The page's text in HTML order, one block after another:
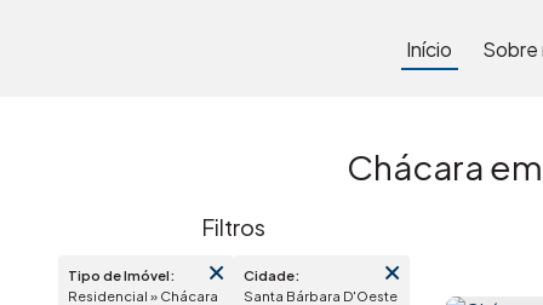
Sobre
Início
Chácara
Tipo de Imóvel:
Residencial » Chácara
Cidade:
Santa Bárbara D'Oeste